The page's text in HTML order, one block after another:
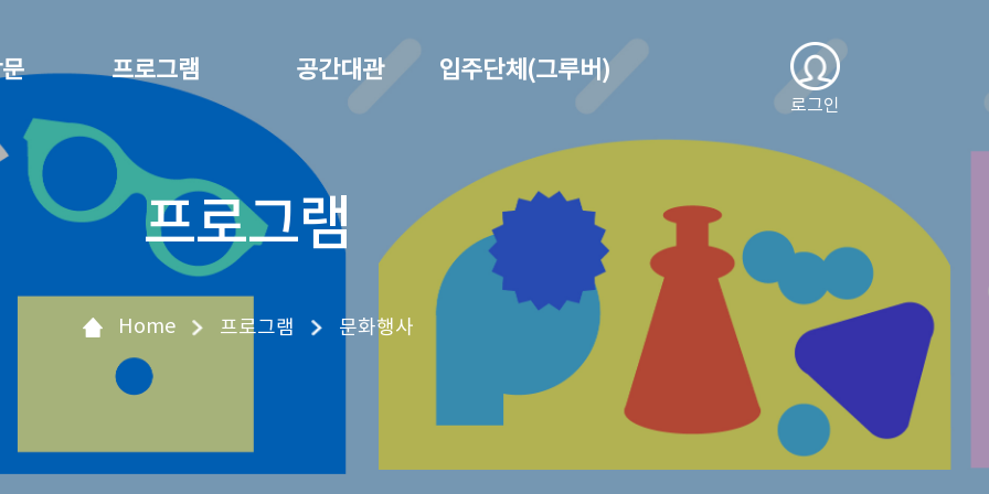
프로그램 공간대관 입주단체(그루버)
로그인
프로그램
Home 프로그램 문화행사